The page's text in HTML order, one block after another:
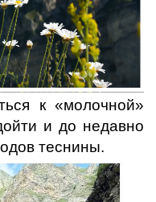
к «молочной»
и до недавно
теснины.